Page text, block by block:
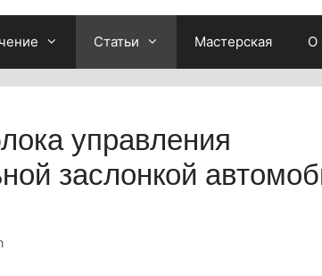
Статьи Мастерская О
управления
заслонкой